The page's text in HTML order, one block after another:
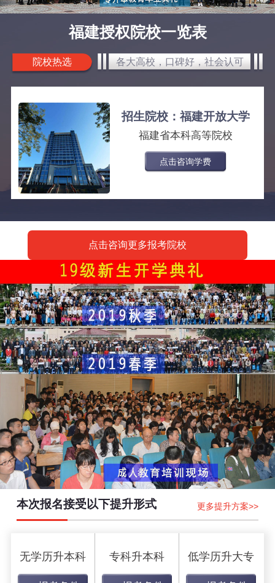
福建授权院校一览表
院校热选 各大高校，口碑好，社会认可
招生院校：福建开放大学
福建省本科高等院校
点击咨询学费
点击咨询更多报考院校
本次报名接受以下提升形式 更多提升方案>>
无学历升本科 专科升本科 低学历升大专